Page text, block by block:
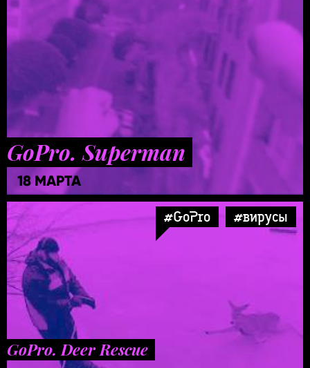
GoPro. Superman
18 МАРТА
#GoPro #вирусы
GoPro. Deer Rescue